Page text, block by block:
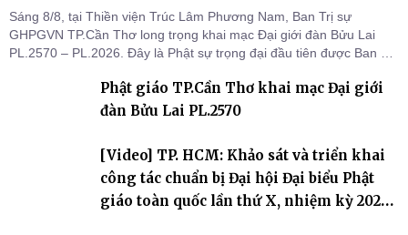
Sáng 8/8, tại Thiền viện Trúc Lâm Phương Nam, Ban Trị sự
GHPGVN TP.Cần Thơ long trọng khai mạc Đại giới đàn Bửu Lai
PL.2570 – PL.2026. Đây là Phật sự trọng đại đầu tiên được Ban Trị
thứ I, thể hiện sự quan tâm đối với công tác truyền giới, đào tạo
Tăng tài và tiếp nối mạng mạch Tăng-g
Phật giáo TP.Cần Thơ khai mạc Đại giới
đàn Bửu Lai PL.2570
[Video] TP. HCM: Khảo sát và triển khai
công tác chuẩn bị Đại hội Đại biểu Phật
giáo toàn quốc lần thứ X, nhiệm kỳ 2026-